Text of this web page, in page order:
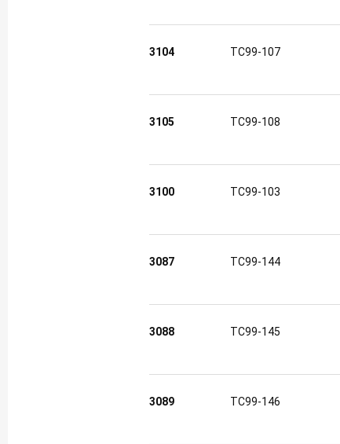
3104 TC99-107
3105 TC99-108
3100 TC99-103
3087 TC99-144
3088 TC99-145
3089 TC99-146